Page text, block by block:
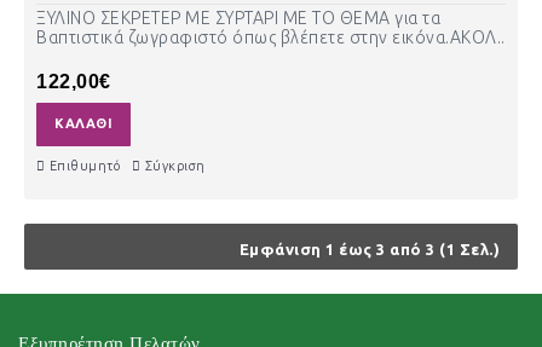
ΞΥΛΙΝΟ ΣΕΚΡΕΤΕΡ ΜΕ ΣΥΡΤΑΡΙ ΜΕ ΤΟ ΘΕΜΑ για τα
Βαπτιστικά ζωγραφιστό όπως βλέπετε στην εικόνα.ΑΚΟΛ..
122,00€
ΚΑΛΆΘΙ
Επιθυμητό Σύγκριση
Εμφάνιση 1 έως 3 από 3 (1 Σελ.)